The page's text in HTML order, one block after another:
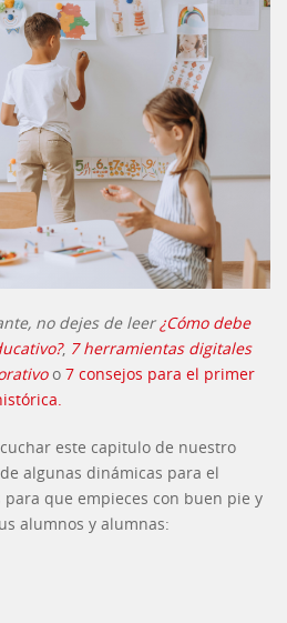
no dejes de leer¿Cómo debe
, 7 herramientas digitales
o 7 consejos para el primer
este capitulo de nuestro
algunas dinámicas para el
que empieces con buen pie y
alumnos y alumnas: